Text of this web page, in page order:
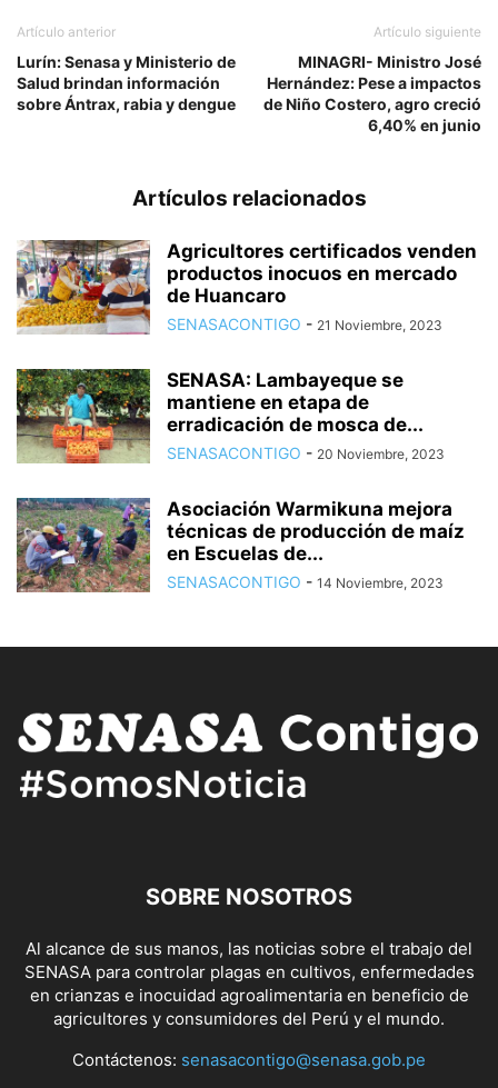
Artículo anterior
Lurín: Senasa y Ministerio de
Salud brindan información
sobre Ántrax, rabia y dengue
Artículo siguiente
MINAGRI- Ministro José
Hernández: Pese a impactos
de Niño Costero, agro creció
6,40% en junio
Artículos relacionados
Agricultores certificados venden
productos inocuos en mercado
de Huancaro
SENASACONTIGO - 21 Noviembre, 2023
SENASA: Lambayeque se
mantiene en etapa de
erradicación de mosca de...
SENASACONTIGO - 20 Noviembre, 2023
Asociación Warmikuna mejora
técnicas de producción de maíz
en Escuelas de...
SENASACONTIGO - 14 Noviembre, 2023
SOBRE NOSOTROS
Al alcance de sus manos, las noticias sobre el trabajo del
SENASA para controlar plagas en cultivos, enfermedades
en crianzas e inocuidad agroalimentaria en beneficio de
agricultores y consumidores del Perú y el mundo.
Contáctenos: senasacontigo@senasa.gob.pe